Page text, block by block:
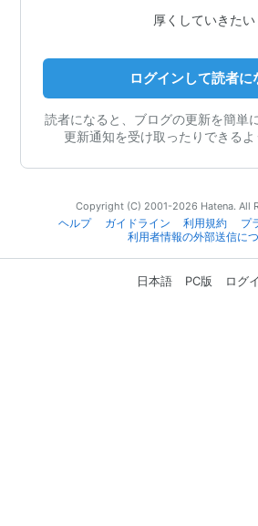
厚くしていきたい
ログインして読者に
読者になると、ブログの更新を簡単
更新通知を受け取ったりできるよ
Copyright (C) 2001-2026 Hatena. All
ヘルプ
ガイドライン 利用規約
プ
利用者情報の外部送信に
日本語 PC版 ログ